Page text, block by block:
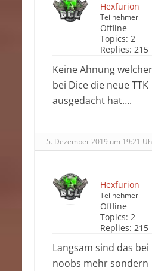
Hexfurion
Teilnehmer
Offline
Topics: 2
Replies: 215
Keine Ahnung
bei Dice die neue TTK
ausgedacht hat….
5. Dezember 2019 um 19:21
Hexfurion
Teilnehmer
Offline
Topics: 2
Replies: 215
Langsam sind das bei
noobs mehr